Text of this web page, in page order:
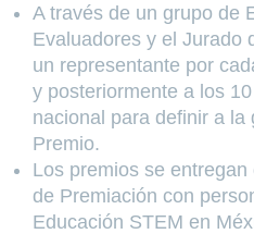
A través de un grupo de
Evaluadores y el Jurado
un representante por
y posteriormente a los
nacional para definir a la
Premio.
Los premios se
de Premiación con
Educación STEM en